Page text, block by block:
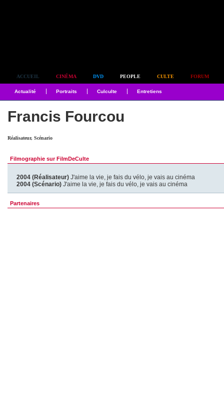
ACCUEIL CINÉMA DVD PEOPLE CULTE FORUM
Actualité Portraits Culculte Entretiens
Francis Fourcou
Réalisateur, Scénario
Filmographie sur FilmDeCulte
2004 (Réalisateur) J'aime la vie, je fais du vélo, je vais au cinéma
2004 (Scénario) J'aime la vie, je fais du vélo, je vais au cinéma
Partenaires